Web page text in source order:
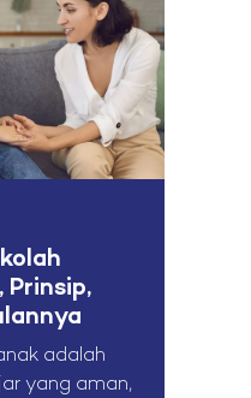
Prinsip,
adalah
yang aman,